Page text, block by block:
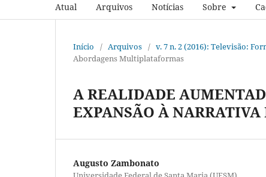
Atual Arquivos Notícias Sobre
Início / Arquivos / v. 7 n. 2 (2016): Televisão:
Abordagens Multiplataformas
A REALIDADE
EXPANSÃO À
Augusto Zambonato